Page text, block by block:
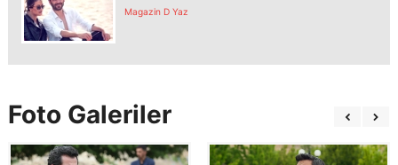
Magazin D Yaz
Foto Galeriler